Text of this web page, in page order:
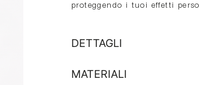
proteggendo i tuoi effetti
DETTAGLI
MATERIALI